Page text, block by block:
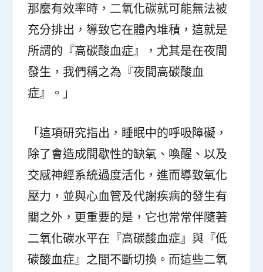
那麼有效率時，二氧化碳就可能無法被
充分排出，導致它在體內堆積，這就是
所謂的『高碳酸血症』，尤其是在夜間
發生，我們稱之為『夜間高碳酸血
症』。」
「這項研究指出，睡眠中的呼吸障礙，
除了會造成間歇性的缺氧、喚醒、以及
交感神經系統過度活化，進而導致氧化
壓力，並與心血管及代謝疾病的發生有
關之外，更重要的是，它也常常伴隨著
二氧化碳水平在『高碳酸血症』與『低
碳酸血症』之間不斷切換。而這些二氧